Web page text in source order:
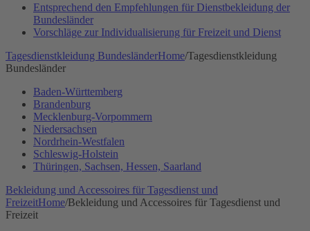
Entsprechend den Empfehlungen für Dienstbekleidung der
Bundesländer
Vorschläge zur Individualisierung für Freizeit und Dienst
Tagesdienstkleidung BundesländerHome/Tagesdienstkleidung
Bundesländer
Baden-Württemberg
Brandenburg
Mecklenburg-Vorpommern
Niedersachsen
Nordrhein-Westfalen
Schleswig-Holstein
Thüringen, Sachsen, Hessen, Saarland
Bekleidung und Accessoires für Tagesdienst und
FreizeitHome/Bekleidung und Accessoires für Tagesdienst und
Freizeit